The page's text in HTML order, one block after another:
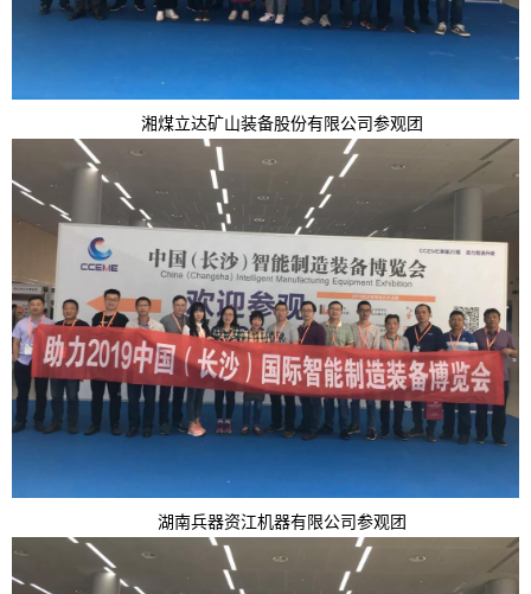
湘煤立达矿山装备股份有限公司参观团
湖南兵器资江机器有限公司参观团